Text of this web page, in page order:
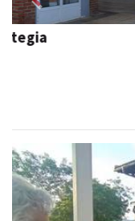
Kiwi Corner English
Previous